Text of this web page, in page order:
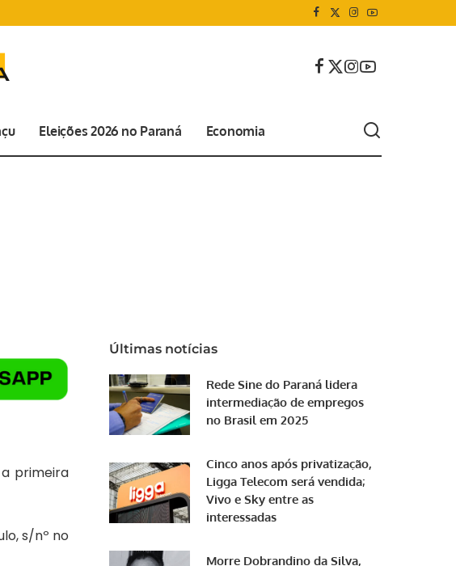
Eleições 2026 no Paraná Economia
primeira
s/nº no
Últimas notícias
Rede Sine do Paraná lidera
intermediação de empregos
no Brasil em 2025
Cinco anos após privatização,
Ligga Telecom será vendida;
Vivo e Sky entre as
interessadas
Morre Dobrandino da Silva,